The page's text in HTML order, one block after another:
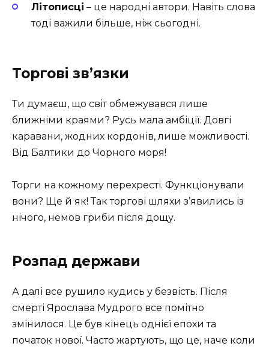
Літописці – це народні автори. Навіть слова
тоді важили більше, ніж сьогодні.
Торгові зв’язки
Ти думаєш, що світ обмежувався лише
ближніми краями? Русь мала амбіції. Довгі
каравани, жодних кордонів, лише можливості.
Від Балтики до Чорного моря!
Торги на кожному перехресті. Функціонували
вони? Ще й як! Так торгові шляхи з’явились із
нічого, немов гриби після дощу.
Розпад держави
А далі все рушило кудись у безвість. Після
смерті Ярослава Мудрого все помітно
змінилося. Це був кінець однієї епохи та
початок нової. Часто жартують, що це, наче коли